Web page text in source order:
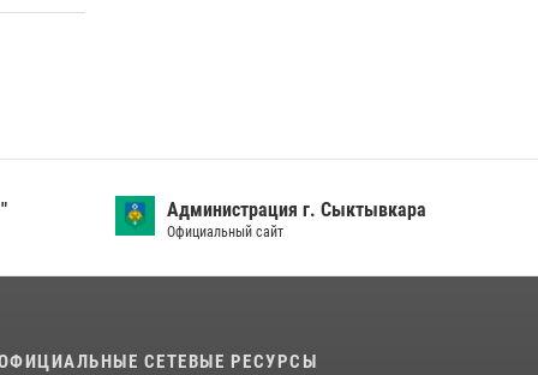
Администрация г. Сыктывкара
Официальный сайт
СЕТЕВЫЕ РЕСУРСЫ